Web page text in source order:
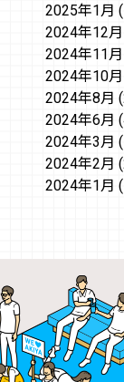
2025年1月
2024年12月
2024年11月
2024年10月
2024年8月
2024年6月
2024年3月
2024年2月
2024年1月